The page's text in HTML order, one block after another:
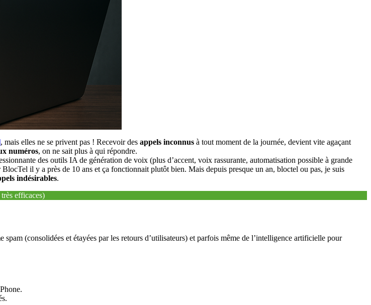
, mais elles ne se privent pas ! Recevoir des appels inconnus à tout moment de la journée, devient vite agaçant
numéros, on ne sait plus à qui répondre.
des outils IA de génération de voix (plus d’accent, voix rassurante, automatisation possible à grande
il y a près de 10 ans et ça fonctionnait plutôt bien. Mais depuis presque un an, bloctel ou pas, je suis
indésirables.
efficaces)
spam (consolidées et étayées par les retours d’utilisateurs) et parfois même de l’intelligence artificielle pour